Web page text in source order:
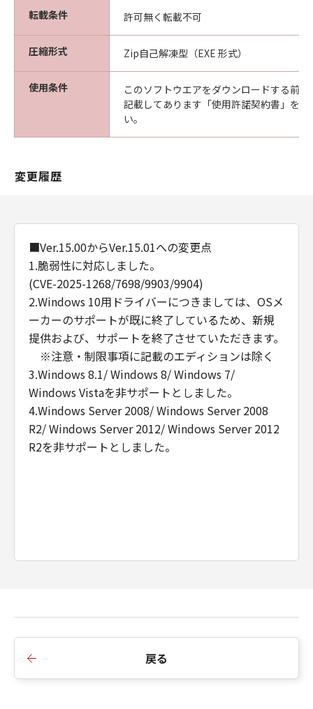
BETWEEN YOU AND CANON CONCERNING
THE SUBJECT MATTER HEREOF AND
SUPERSEDES ALL PROPOSALS OR PRIOR
AGREEMENTS, VERBAL OR WRITTEN, AND
ANY OTHER COMMUNICATIONS BETWEEN
YOU AND CANON RELATING TO THE
SUBJECT MATTER HEREOF. NO AMENDMENT
TO THIS AGREEMENT SHALL BE EFFECTIVE
UNLESS SIGNED BY A DULY AUTHORISED
Should you have any questions concerning
sales subsidiary or distributor/dealer, serving
the country where you obtained the
Products.
転載条件 許可無く転載不可
圧縮形式 Zip自己解凍型（EXE 形式）
使用条件
このソフトウエアをダウンロードする前
記載してあります「使用許諾契約書」を
い。
変更履歴
■Ver.15.00からVer.15.01への変更点
1.脆弱性に対応しました。
(CVE-2025-1268/7698/9903/9904)
2.Windows 10用ドライバーにつきましては、OSメ
ーカーのサポートが既に終了しているため、新規
提供および、サポートを終了させていただきます。
※注意・制限事項に記載のエディションは除く
3.Windows 8.1/ Windows 8/ Windows 7/
Windows Vistaを非サポートとしました。
4.Windows Server 2008/ Windows Server 2008
R2/ Windows Server 2012/ Windows Server 2012
R2を非サポートとしました。
戻る